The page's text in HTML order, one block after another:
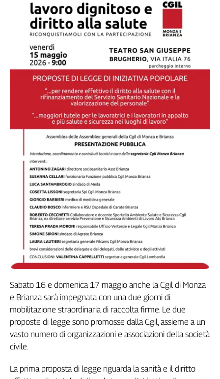
Sabato 16 e domenica 17 maggio anche la Cgil di Monza
e Brianza sarà impegnata con una due giorni di
mobilitazione straordinaria di raccolta firme. Le due
proposte di legge sono promosse dalla Cgil, assieme a un
vasto numero di organizzazioni e associazioni della società
civile.
La prima proposta di legge riguarda la sanità e il diritto